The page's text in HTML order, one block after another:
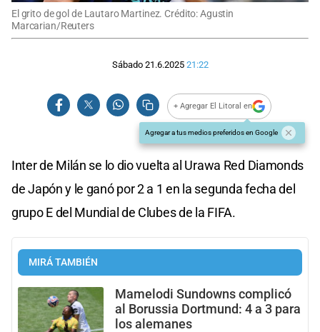
El grito de gol de Lautaro Martinez. Crédito: Agustin
Marcarian/Reuters
Sábado 21.6.2025 21:22
+ Agregar El Litoral en
Agregar a tus medios preferidos en Google
Inter de Milán se lo dio vuelta al Urawa Red Diamonds
de Japón y le ganó por 2 a 1 en la segunda fecha del
grupo E del Mundial de Clubes de la FIFA.
MIRÁ TAMBIÉN
Mamelodi Sundowns complicó
al Borussia Dortmund: 4 a 3 para
los alemanes